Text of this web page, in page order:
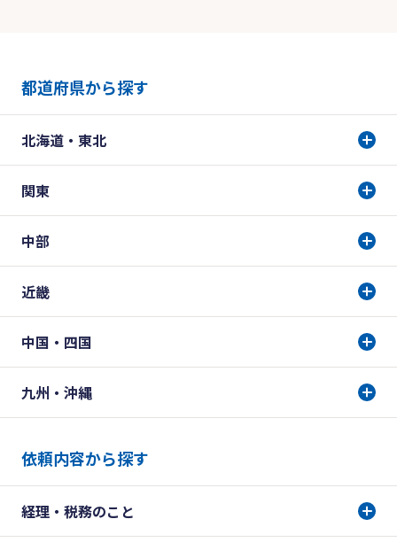
都道府県から探す
北海道・東北
関東
中部
近畿
中国・四国
九州・沖縄
依頼内容から探す
経理・税務のこと